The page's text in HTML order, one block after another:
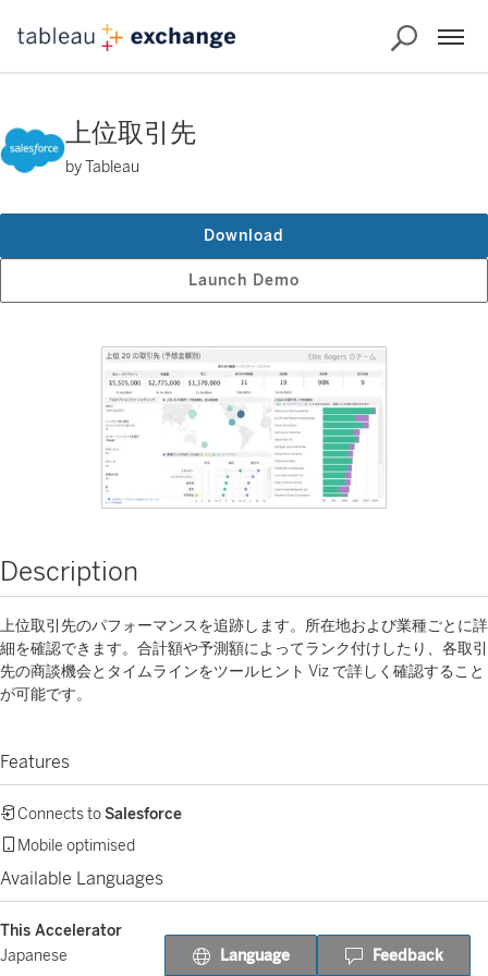
上位取引先
by Tableau
Launch Demo
Download
Description
上位取引先のパフォーマンスを追跡します。所在地および業種ごとに詳
細を確認できます。合計額や予測額によってランク付けしたり、各取引
先の商談機会とタイムラインをツールヒント Viz で詳しく確認すること
が可能です。
Features
Connects toSalesforce
Mobile optimised
Available Languages
This Accelerator
Japanese
Language Feedback